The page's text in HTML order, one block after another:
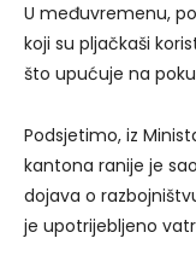
U međuvremenu,
koji su pljačkaši
što upućuje na
Podsjetimo, iz
kantona ranije je
dojava o
je upotrijebljeno